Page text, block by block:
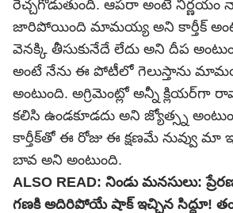
రెచ్చగొడుతుంది. ఆపరా అంటే
జారిపోయింది మామయ్య అని కార్తీక్
వెనక్కి తీసుకునేదే లేదు అని దీప
అంటే నేను ఈ పోటీలో గెలుస్తాను
అంటుంది. అగ్రిమెంట్లో అన్నీ క్లియర్‌గా
కలిసి ఉండకూడదు అని జ్యోత్స్న
కార్తీక్‌తో ఈ రోజు ఈ క్షణమే నువ్వు
బావ అని అంటుంది.
ALSO READ: నిండు మనసులు:
గణకి అదిరిపోయే షాక్ ఇచ్చిన సిద్ధూ!